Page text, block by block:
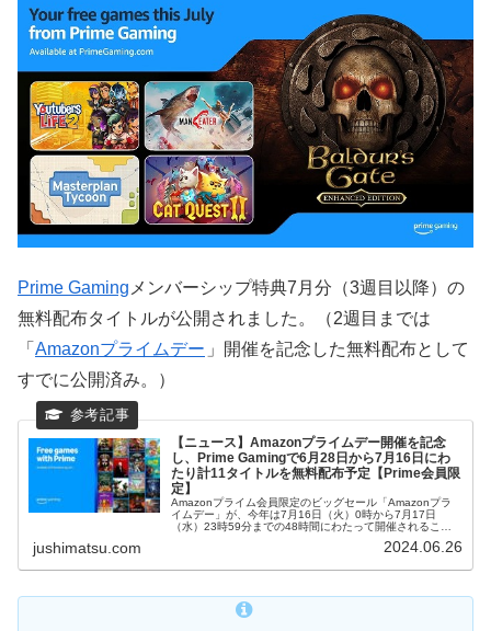
Prime Gaming メンバーシップ特典7月分（3週目以降）の
無料配布タイトルが公開されました。（2週目までは
「 Amazonプライムデー 」開催を記念した無料配布として
すでに公開済み。）
【ニュース】Amazonプライムデー開催を記念
し、Prime Gamingで6月28日から7月16日にわ
たり計11タイトルを無料配布予定【Prime会員限
定】
Amazonプライム会員限定のビッグセール「Amazonプラ
イムデー」が、今年は7月16日（火）0時から7月17日
（水）23時59分までの48時間にわたって開催されること
jushimatsu.com 2024.06.26